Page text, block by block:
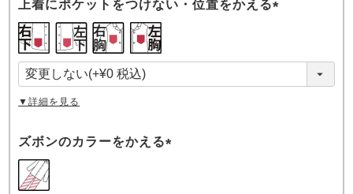
上着にポケットをつけない・位置をかえる
須
)
▼詳細を見る
ズボンのカラーをかえる